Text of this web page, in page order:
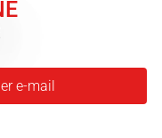
e-mail